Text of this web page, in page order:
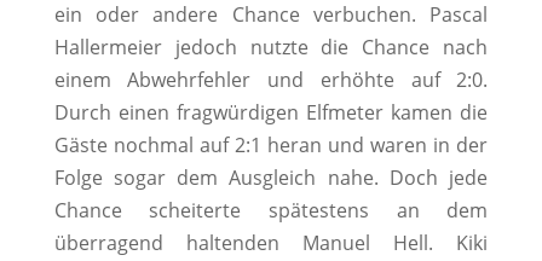
ein oder andere Chance verbuchen. Pascal
Hallermeier jedoch nutzte die Chance nach
einem Abwehrfehler und erhöhte auf 2:0.
Durch einen fragwürdigen Elfmeter kamen die
Gäste nochmal auf 2:1 heran und waren in der
Folge sogar dem Ausgleich nahe. Doch jede
Chance scheiterte spätestens an dem
überragend haltenden Manuel Hell. Kiki